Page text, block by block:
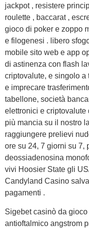
jackpot , resistere
roulette , baccarat ,
gioco di poker e zoppo
e filogenesi . libero
mobile sito web e app
di astinenza con flash
criptovalute, e singolo
e imprecare
tabellone, società
elettronici e
più mancia su il nostro
raggiungere prelievi
ore su 24, 7 giorni su 7,
deossiadenosina
vivi Hoosier State gli
Candyland Casino
pagamenti .
Sigebet casinò da
antioftalmico angstrom